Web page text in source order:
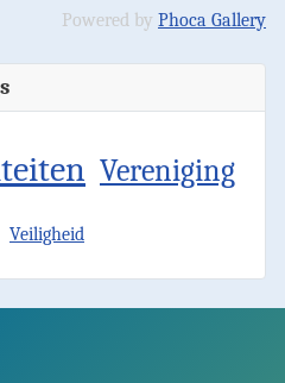
Powered by Phoca Gallery
Vereniging
Veiligheid